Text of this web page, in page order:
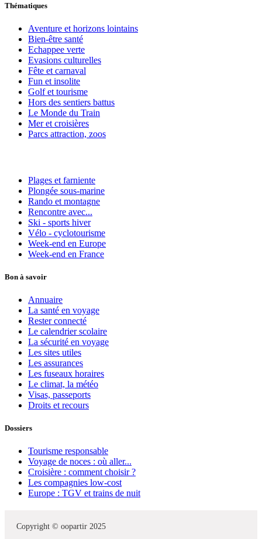
Thématiques
Aventure et horizons lointains
Bien-être santé
Echappee verte
Evasions culturelles
Fête et carnaval
Fun et insolite
Golf et tourisme
Hors des sentiers battus
Le Monde du Train
Mer et croisières
Parcs attraction, zoos
Plages et farniente
Plongée sous-marine
Rando et montagne
Rencontre avec...
Ski - sports hiver
Vélo - cyclotourisme
Week-end en Europe
Week-end en France
Bon à savoir
Annuaire
La santé en voyage
Rester connecté
Le calendrier scolaire
La sécurité en voyage
Les sites utiles
Les assurances
Les fuseaux horaires
Le climat, la météo
Visas, passeports
Droits et recours
Dossiers
Tourisme responsable
Voyage de noces : où aller...
Croisière : comment choisir ?
Les compagnies low-cost
Europe : TGV et trains de nuit
Copyright © oopartir 2025